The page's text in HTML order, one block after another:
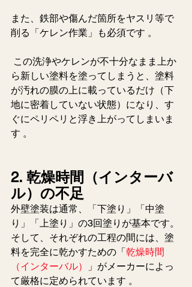
また、鉄部や傷んだ箇所をヤスリ等で
削る「ケレン作業」も必須です 。
ら新しい塗料を塗ってしまうと、塗料
が汚れの膜の上に載っているだけ（下
地に密着していない状態）になり、す
ぐにペリペリと浮き上がってしまいま
す 。
2. 乾燥時間（インターバ
ル）の不足
外壁塗装は通常、「下塗り」「中塗
り」「上塗り」の3回塗りが基本です。
そして、それぞれの工程の間には、塗
料を完全に乾かすための「乾燥時間
（インターバル）
」がメーカーによっ
て厳格に定められています 。